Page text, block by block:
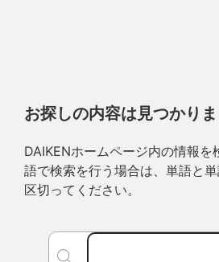
お探しの内容は見つかり
DAIKENホームページ内の情報を
語で検索を行う場合は、単語と
区切ってください。